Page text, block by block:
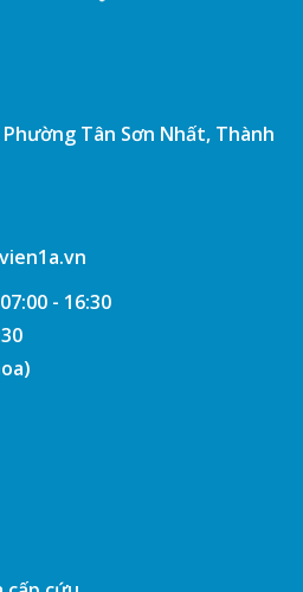
Tân Sơn Nhất, Thành
- 16:30